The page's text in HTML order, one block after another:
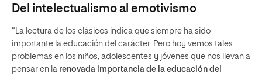
Del intelectualismo al emotivismo
“La lectura de los clásicos indica que siempre ha sido
importante la educación del carácter. Pero hoy vemos tales
problemas en los niños, adolescentes y jóvenes que nos llevan a
pensar en la renovada importancia de la educación del